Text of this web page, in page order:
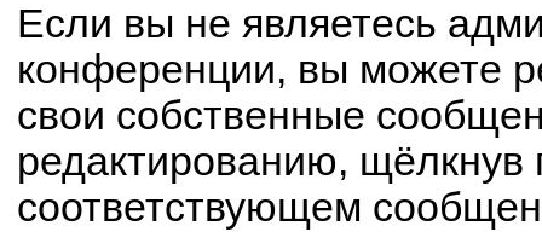
Если вы не являетесь
конференции, вы можете
свои собственные
редактированию, щёлкнув
соответствующем